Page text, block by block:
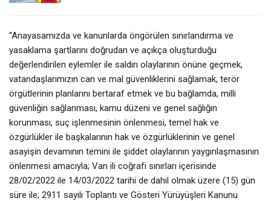
“Anayasamızda ve kanunlarda öngörülen sınırlandırma ve
yasaklama şartlarını doğrudan ve açıkça oluşturduğu
değerlendirilen eylemler ile saldırı olaylarının önüne geçmek,
vatandaşlarımızın can ve mal güvenliklerini sağlamak, terör
örgütlerinin planlarını bertaraf etmek ve bu bağlamda, milli
güvenliğin sağlanması, kamu düzeni ve genel sağlığın
korunması, suç işlenmesinin önlenmesi, temel hak ve
özgürlükler ile başkalarının hak ve özgürlüklerinin ve genel
asayişin devamının temini ile şiddet olaylarının yaygınlaşmasının
önlenmesi amacıyla; Van ili coğrafi sınırları içerisinde
28/02/2022 ile 14/03/2022 tarihi de dahil olmak üzere (15) gün
süre ile; 2911 sayılı Toplantı ve Gösteri Yürüyüşleri Kanunu